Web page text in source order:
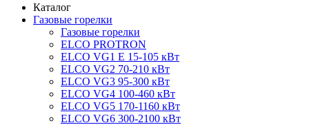
Каталог
Газовые горелки
Газовые горелки
ELCO PROTRON
ELCO VG1 E 15-105 кВт
ELCO VG2 70-210 кВт
ELCO VG3 95-300 кВт
ELCO VG4 100-460 кВт
ELCO VG5 170-1160 кВт
ELCO VG6 300-2100 кВт